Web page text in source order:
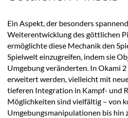
Ein Aspekt, der besonders
Weiterentwicklung des göttlichen
ermöglichte diese Mechanik den
Spielwelt einzugreifen, indem sie
Umgebung veränderten. In Okami
erweitert werden, vielleicht mit
tieferen Integration in Kampf- und
Möglichkeiten sind vielfältig – von
Umgebungsmanipulationen bis hin